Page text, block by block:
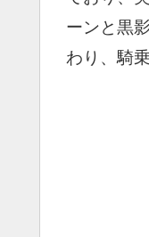
ーンと黒
わり、騎